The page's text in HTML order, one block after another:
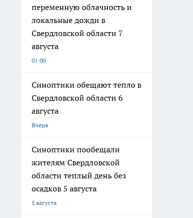
переменную облачность и
локальные дожди в
Свердловской области 7
августа
01:00
Синоптики обещают тепло в
Свердловской области 6
августа
Вчера
Синоптики пообещали
жителям Свердловской
области теплый день без
осадков 5 августа
5 августа